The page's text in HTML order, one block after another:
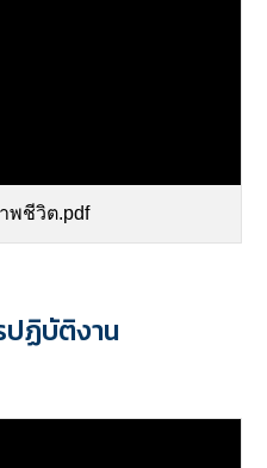
พชีวิต.pdf
ปฏิบัติงาน